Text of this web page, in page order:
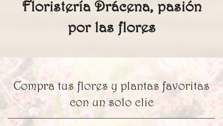
Floristería Drácena, pasión
por las flores
Compra tus flores y plantas favoritas
con un solo clic